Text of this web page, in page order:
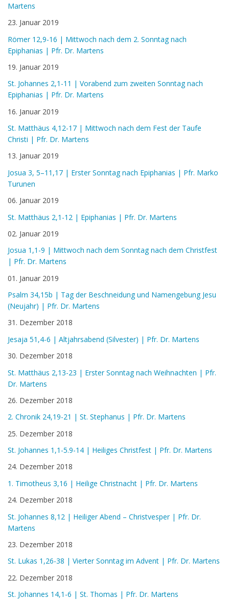
Martens
23. Januar 2019
Römer 12,9-16 | Mittwoch nach dem 2. Sonntag nach
Epiphanias | Pfr. Dr. Martens
19. Januar 2019
St. Johannes 2,1-11 | Vorabend zum zweiten Sonntag nach
Epiphanias | Pfr. Dr. Martens
16. Januar 2019
St. Matthäus 4,12-17 | Mittwoch nach dem Fest der Taufe
Christi | Pfr. Dr. Martens
13. Januar 2019
Josua 3, 5–11,17 | Erster Sonntag nach Epiphanias | Pfr. Marko
Turunen
06. Januar 2019
St. Matthäus 2,1-12 | Epiphanias | Pfr. Dr. Martens
02. Januar 2019
Josua 1,1-9 | Mittwoch nach dem Sonntag nach dem Christfest
| Pfr. Dr. Martens
01. Januar 2019
Psalm 34,15b | Tag der Beschneidung und Namengebung Jesu
(Neujahr) | Pfr. Dr. Martens
31. Dezember 2018
Jesaja 51,4-6 | Altjahrsabend (Silvester) | Pfr. Dr. Martens
30. Dezember 2018
St. Matthäus 2,13-23 | Erster Sonntag nach Weihnachten | Pfr.
Dr. Martens
26. Dezember 2018
2. Chronik 24,19-21 | St. Stephanus | Pfr. Dr. Martens
25. Dezember 2018
St. Johannes 1,1-5.9-14 | Heiliges Christfest | Pfr. Dr. Martens
24. Dezember 2018
1. Timotheus 3,16 | Heilige Christnacht | Pfr. Dr. Martens
24. Dezember 2018
St. Johannes 8,12 | Heiliger Abend – Christvesper | Pfr. Dr.
Martens
23. Dezember 2018
St. Lukas 1,26-38 | Vierter Sonntag im Advent | Pfr. Dr. Martens
22. Dezember 2018
St. Johannes 14,1-6 | St. Thomas | Pfr. Dr. Martens